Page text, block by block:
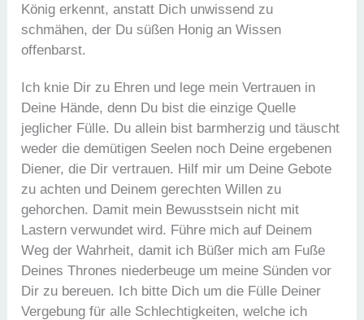
König erkennt, anstatt Dich unwissend zu
schmähen, der Du süßen Honig an Wissen
offenbarst.
Ich knie Dir zu Ehren und lege mein Vertrauen in
Deine Hände, denn Du bist die einzige Quelle
jeglicher Fülle. Du allein bist barmherzig und täuscht
weder die demütigen Seelen noch Deine ergebenen
Diener, die Dir vertrauen. Hilf mir um Deine Gebote
zu achten und Deinem gerechten Willen zu
gehorchen. Damit mein Bewusstsein nicht mit
Lastern verwundet wird. Führe mich auf Deinem
Weg der Wahrheit, damit ich Büßer mich am Fuße
Deines Thrones niederbeuge um meine Sünden vor
Dir zu bereuen. Ich bitte Dich um die Fülle Deiner
Vergebung für alle Schlechtigkeiten, welche ich